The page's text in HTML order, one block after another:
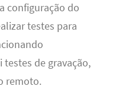
configuração do
testes para
de gravação,
remoto.